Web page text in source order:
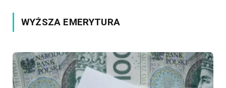
WYŻSZA EMERYTURA